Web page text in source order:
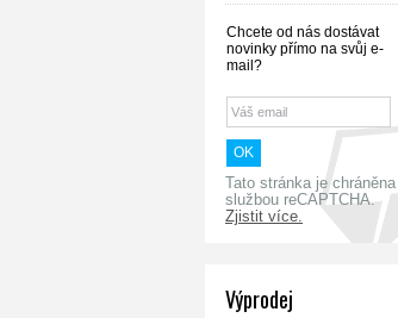
Chcete od nás dostávat
novinky přímo na svůj e-
mail?
Tato stránka je chráněna
službou reCAPTCHA.
Zjistit více.
Výprodej